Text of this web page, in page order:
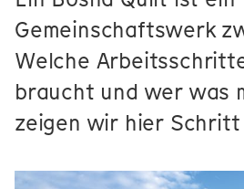
Gemeinschaftswerk
Welche
braucht und wer was
zeigen wir hier